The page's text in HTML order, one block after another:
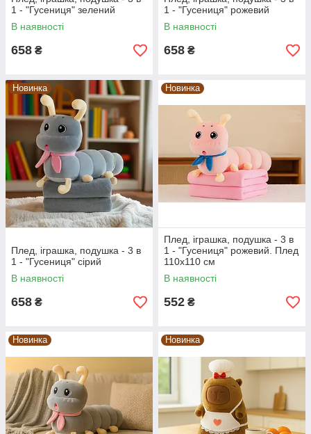
бути плед з космічним кораблем синього кольору, а для
принцеси – мила кішечка на ніжно помаранчевому тлі.
До того ж, такий подарунок, атрибут його казкового
королівства буде дарувати дитині свою ніжність і тепло
своїм малюкам приємні, казкові миті вже зараз!
1 - "Гусениця" зелений
В наявності
658 ₴
1 - "Гусениця" рожевий
В наявності
658 ₴
Новинка
Плед, іграшка, подушка - 3 в
1 - "Гусениця" сірий
В наявності
658 ₴
Новинка
Плед, іграшка, подушка - 3 в
1 - "Гусениця" рожевий. Плед
110х110 см
В наявності
552 ₴
Новинка Новинка